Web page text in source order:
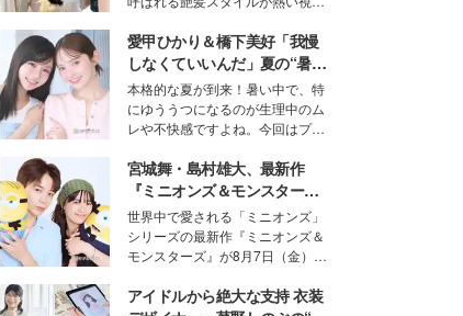
ションの完成度を高めるベースと
して、“髪そのものの美しさ”に改
めて注目する人が増えている様
子。今回は、そんな憧れの艶やか
な髪を日常で叶える、美容好きの
女性たちのヘアケア事情を紹介し
ます。
愛甲ひかり＆橋下美好「我慢
しなくていいんだ」夏の“暑さ
対策”の新しい選択肢とは？
本格的な夏が到来！暑い中で、特
にゆううつになるのが生理中のム
レや不快感ですよね。今回はプラ
モデル・愛甲ひかりさんと橋下美
好さんを迎えて本音で女子会トー
ク。猛暑のお出かけを快適に過ご
すヒントや、2人が感動した夏の
生理の新常識にも迫りました。
宮城舞・島村雄大、最新作
『ミニオンズ＆モンスター
ズ』の魅力熱弁 ハチャメチャ
だけじゃない“友情と絆”に感
動
世界中で愛される「ミニオンズ」
シリーズの最新作『ミニオンズ＆
モンスターズ』が8月7日（金）に
ニオン好き”という共通点を持つモ
アイドルから絶大な支持 衣装